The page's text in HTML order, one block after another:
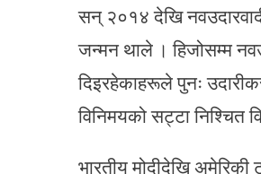
सन् २०१४ देखि
जन्मन थाले । हिजोसम्म
दिइरहेकाहरूले पुनः
विनिमयको सट्टा निश्चित
भारतीय मोदीदेखि अमेरिकी